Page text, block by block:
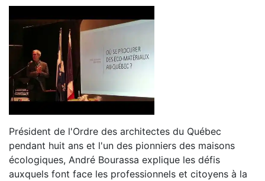
Président de l'Ordre des architectes du Québec
pendant huit ans et l'un des pionniers des maisons
écologiques, André Bourassa explique les défis
auxquels font face les professionnels et citoyens à la